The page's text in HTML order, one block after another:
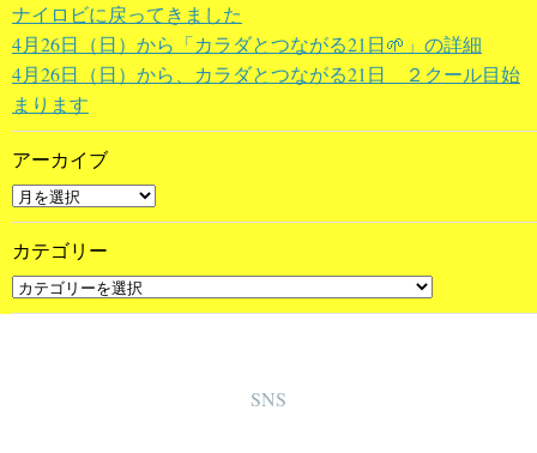
ナイロビに戻ってきました
4月26日（日）から「カラダとつながる21日🌱」の詳細
4月26日（日）から、カラダとつながる21日 ２クール目始
まります
アーカイブ
カテゴリー
SNS